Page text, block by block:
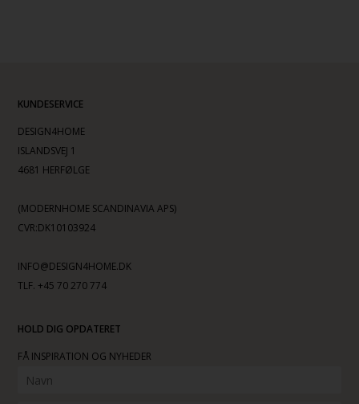
KUNDESERVICE
DESIGN4HOME
ISLANDSVEJ 1
4681 HERFØLGE
(MODERNHOME SCANDINAVIA APS)
CVR:DK10103924
INFO@DESIGN4HOME.DK
TLF. +45 70 270 774
HOLD DIG OPDATERET
FÅ INSPIRATION OG NYHEDER